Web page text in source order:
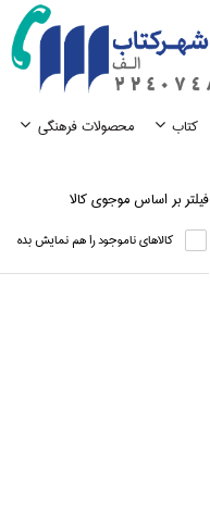
كتاب محصولات فرهنگي
فيلتر بر اساس موجوي كالا
كالاهاي ناموجود را هم نمايش بده